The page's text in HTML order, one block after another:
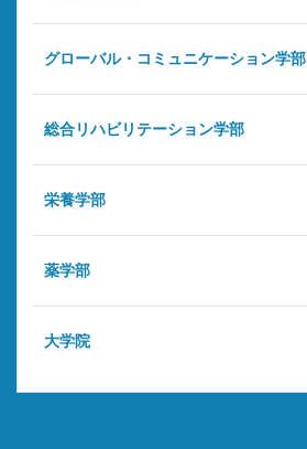
グローバル・コミュニケーション学部
総合リハビリテーション学部
栄養学部
薬学部
大学院